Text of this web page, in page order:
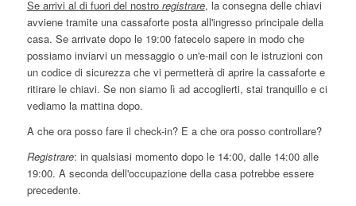
Se arrivi al di fuori del nostro registrare, la consegna delle chiavi
avviene tramite una cassaforte posta all'ingresso principale della
casa. Se arrivate dopo le 19:00 fatecelo sapere in modo che
possiamo inviarvi un messaggio o un'e-mail con le istruzioni con
un codice di sicurezza che vi permetterà di aprire la cassaforte e
ritirare le chiavi. Se non siamo lì ad accoglierti, stai tranquillo e ci
vediamo la mattina dopo.
A che ora posso fare il check-in? E a che ora posso controllare?
Registrare: in qualsiasi momento dopo le 14:00, dalle 14:00 alle
19:00. A seconda dell'occupazione della casa potrebbe essere
precedente.